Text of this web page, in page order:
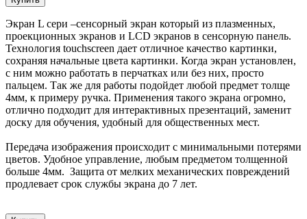
Экран L сери –сенсорный экран который из плазменных,
проекционных экранов и LCD экранов в сенсорную панель.
Технология touchscreen дает отличное качество картинки,
сохраняя начальные цвета картинки. Когда экран установлен,
с ним можно работать в перчатках или без них, просто
пальцем. Так же для работы подойдет любой предмет толще
4мм, к примеру ручка. Применения такого экрана огромно,
отлично подходит для интерактивных презентаций, заменит
доску для обучения, удобный для общественных мест.
Передача изображения происходит с минимальными потерями
цветов. Удобное управление, любым предметом толщенной
больше 4мм. Защита от мелких механических повреждений
продлевает срок службы экрана до 7 лет.